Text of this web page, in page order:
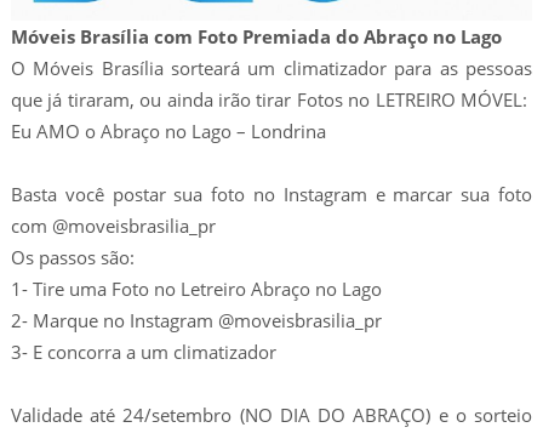
Móveis Brasília com Foto Premiada do Abraço no Lago
O Móveis Brasília sorteará um climatizador para as pessoas
que já tiraram, ou ainda irão tirar Fotos no LETREIRO MÓVEL:
Eu AMO o Abraço no Lago – Londrina
Basta você postar sua foto no Instagram e marcar sua foto
com @moveisbrasilia_pr
Os passos são:
1- Tire uma Foto no Letreiro Abraço no Lago
2- Marque no Instagram @moveisbrasilia_pr
3- E concorra a um climatizador
Validade até 24/setembro (NO DIA DO ABRAÇO) e o sorteio